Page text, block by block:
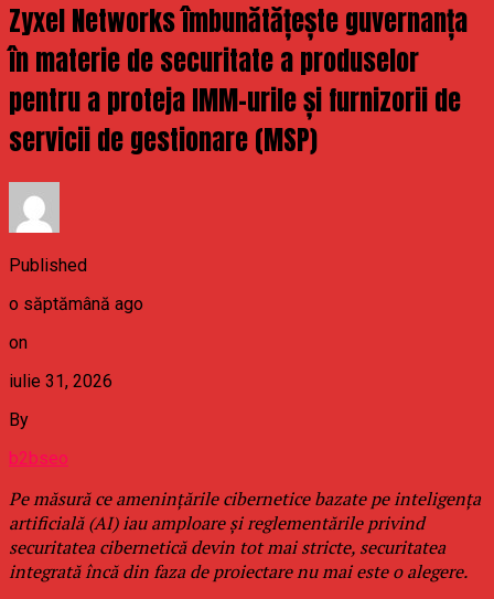
Zyxel Networks îmbunătățește guvernanța
în materie de securitate a produselor
pentru a proteja IMM-urile și furnizorii de
servicii de gestionare (MSP)
Published
o săptămână ago
on
iulie 31, 2026
By
b2bseo
Pe măsură ce amenințările cibernetice bazate pe inteligența
artificială (AI) iau amploare și reglementările privind
securitatea cibernetică devin tot mai stricte, securitatea
integrată încă din faza de proiectare nu mai este o alegere.